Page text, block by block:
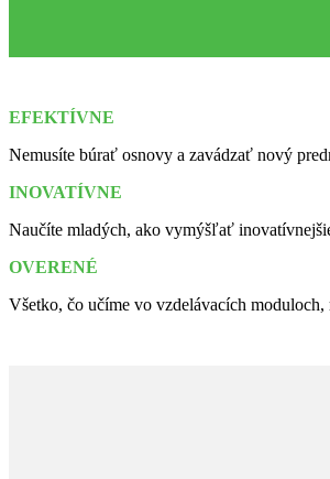
EFEKTÍVNE
Nemusíte búrať osnovy a zavádzať nový
INOVATÍVNE
Naučíte mladých, ako vymýšľať
OVERENÉ
Všetko, čo učíme vo vzdelávacích